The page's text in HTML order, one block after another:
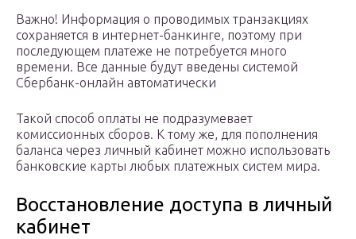
Важно! Информация о проводимых транзакциях
сохраняется в интернет-банкинге, поэтому при
последующем платеже не потребуется много
времени. Все данные будут введены системой
Сбербанк-онлайн автоматически
Такой способ оплаты не подразумевает
комиссионных сборов. К тому же, для пополнения
баланса через личный кабинет можно использовать
банковские карты любых платежных систем мира.
Восстановление доступа в личный
кабинет